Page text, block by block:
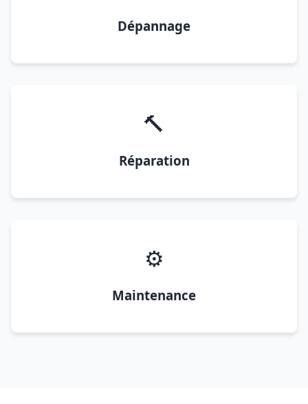
Dépannage
🔨
Réparation
⚙️
Maintenance